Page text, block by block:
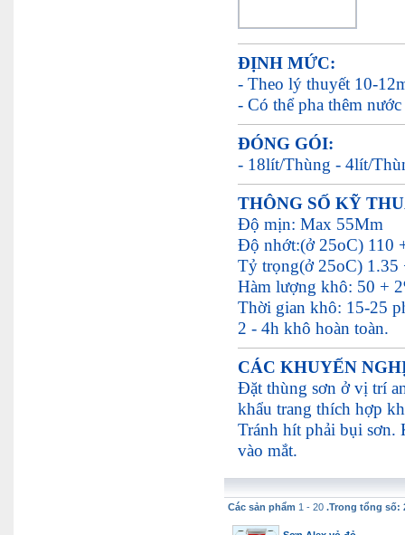
ĐỊNH MỨC:
- Theo lý thuyết 10-
- Có thể pha thêm
ĐÓNG GÓI:
- 18lít/Thùng - 4lít/
THÔNG SỐ KỸ
Độ mịn: Max 55Mm
Độ nhớt:(ở 25oC) 110
Tỷ trọng(ở 25oC) 1.35
Hàm lượng khô: 50 +
Thời gian khô: 15-25
2 - 4h khô hoàn toàn.
CÁC
Đặt thùng sơn ở vị trí
khẩu trang thích hợp
Tránh hít phải bụi sơn.
vào mắt.
Các sản phẩm 1 - 20 .Trong tổng số: